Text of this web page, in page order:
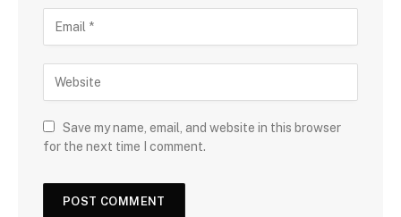
Save my name, email, and website in this browser
for the next time I comment.